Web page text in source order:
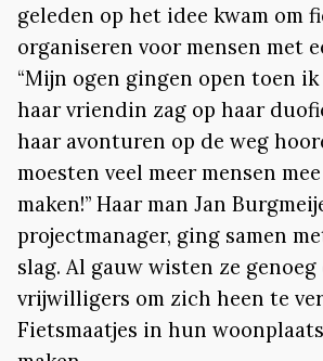
geleden op het idee kwam om
organiseren voor mensen met
“Mijn ogen gingen open toen
haar vriendin zag op haar
haar avonturen op de weg
moesten veel meer mensen
maken!” Haar man Jan
projectmanager, ging samen
slag. Al gauw wisten ze
vrijwilligers om zich heen te
Fietsmaatjes in hun